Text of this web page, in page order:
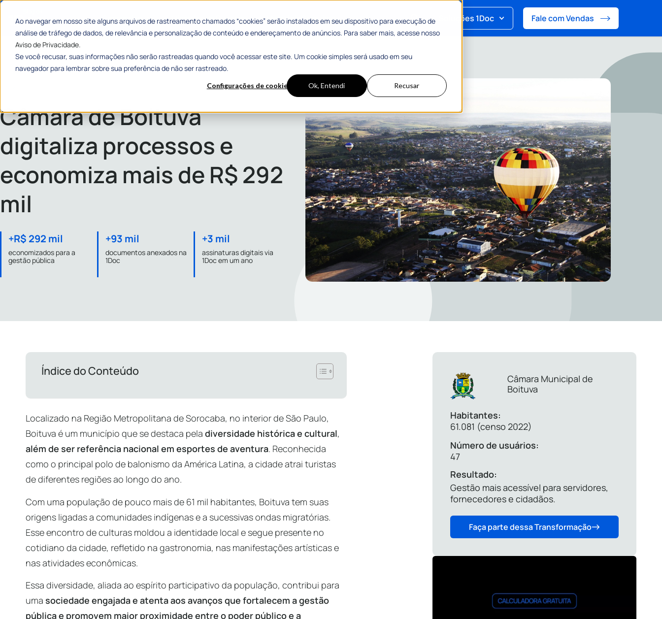
Ao navegar em nosso site alguns arquivos de rastreamento chamados “cookies” serão instalados em seu dispositivo para execução de
análise de tráfego de dados, de relevância e personalização de conteúdo e endereçamento de anúncios. Para saber mais, acesse nosso
Aviso de Privacidade.
Se você recusar, suas informações não serão rastreadas quando você acessar este site. Um cookie simples será usado em seu
navegador para lembrar sobre sua preferência de não ser rastreado.
Configurações de cookies Ok, Entendi Recusar
Categorias Histórias de Sucesso Materiais Gratuitos Soluções 1Doc Fale com Vendas
Câmara de Boituva digitaliza processos e economiza mais de R$ 292 mil
Câmara de Boituva
digitaliza processos e
economiza mais de R$ 292
mil
+R$ 292 mil
economizados para a
gestão pública
+93 mil
documentos anexados na
1Doc
+3 mil
assinaturas digitais via
1Doc em um ano
Índice do Conteúdo
Localizado na Região Metropolitana de Sorocaba, no interior de São Paulo,
Boituva é um município que se destaca pela diversidade histórica e cultural,
além de ser referência nacional em esportes de aventura. Reconhecida
como o principal polo de balonismo da América Latina, a cidade atrai turistas
de diferentes regiões ao longo do ano.
Com uma população de pouco mais de 61 mil habitantes, Boituva tem suas
origens ligadas a comunidades indígenas e a sucessivas ondas migratórias.
Esse encontro de culturas moldou a identidade local e segue presente no
cotidiano da cidade, refletido na gastronomia, nas manifestações artísticas e
nas atividades econômicas.
Essa diversidade, aliada ao espírito participativo da população, contribui para
uma sociedade engajada e atenta aos avanços que fortalecem a gestão
pública e promovem maior proximidade entre o poder público e a
Câmara Municipal de
Boituva
Habitantes:
61.081 (censo 2022)
Número de usuários:
47
Resultado:
Gestão mais acessível para servidores,
fornecedores e cidadãos.
Faça parte dessa Transformação